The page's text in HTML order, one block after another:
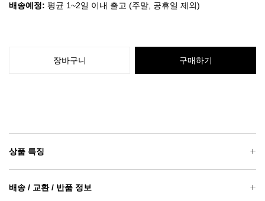
배송예정: 평균 1~2일 이내 출고 (주말, 공휴일 제외)
장바구니 구매하기
상품 특징
배송 / 교환 / 반품 정보